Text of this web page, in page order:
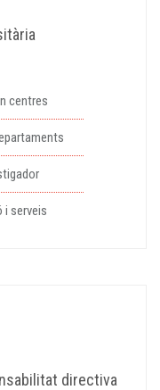
centres
i serveis
directiva